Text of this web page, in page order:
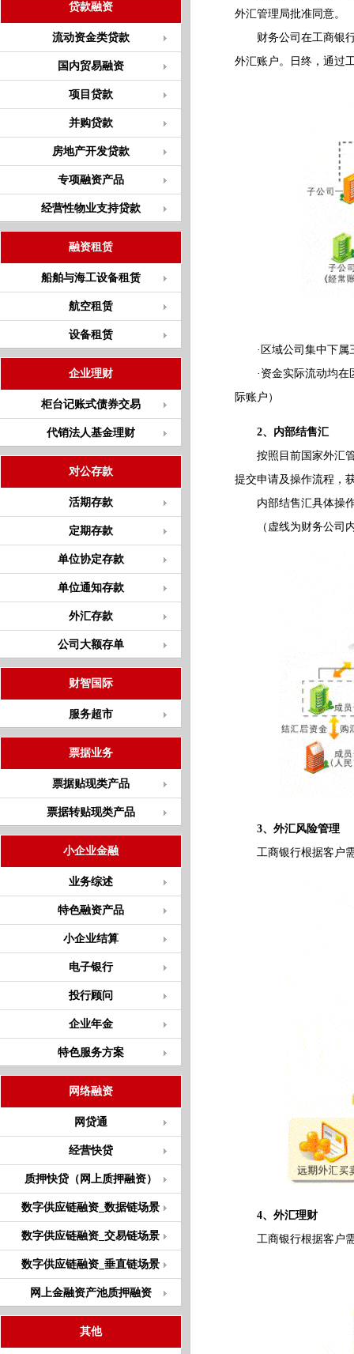
贷款融资
流动资金类贷款
国内贸易融资
项目贷款
并购贷款
房地产开发贷款
专项融资产品
经营性物业支持贷款
融资租赁
船舶与海工设备租赁
航空租赁
设备租赁
企业理财
柜台记账式债券交易
代销法人基金理财
对公存款
活期存款
定期存款
单位协定存款
单位通知存款
外汇存款
公司大额存单
财智国际
服务超市
票据业务
票据贴现类产品
票据转贴现类产品
小企业金融
业务综述
特色融资产品
小企业结算
电子银行
投行顾问
企业年金
特色服务方案
网络融资
网贷通
经营快贷
质押快贷（网上质押融资）
数字供应链融资_数据链场景
数字供应链融资_交易链场景
数字供应链融资_垂直链场景
网上金融资产池质押融资
其他
外汇管理局批准同意。
财务公司在工商银行
外汇账户。日终，通过
·区域公司集中下属
·资金实际流动均在区
际账户）
2、内部结售汇
按照目前国家外汇管
提交申请及操作流程，
内部结售汇具体操
（虚线为财务公司内
3、外汇风险管理
工商银行根据客户需
4、外汇理财
工商银行根据客户需